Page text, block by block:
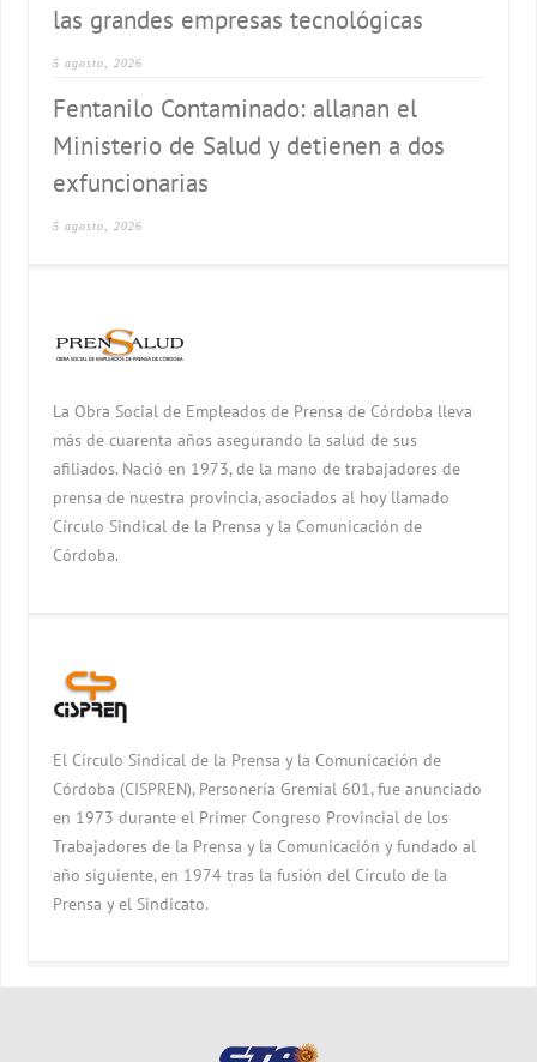
las grandes empresas tecnológicas
5 agosto, 2026
Fentanilo Contaminado: allanan el
Ministerio de Salud y detienen a dos
exfuncionarias
5 agosto, 2026
La Obra Social de Empleados de Prensa de Córdoba lleva
más de cuarenta años asegurando la salud de sus
afiliados. Nació en 1973, de la mano de trabajadores de
prensa de nuestra provincia, asociados al hoy llamado
Círculo Sindical de la Prensa y la Comunicación de
Córdoba.
El Círculo Sindical de la Prensa y la Comunicación de
Córdoba (CISPREN), Personería Gremial 601, fue anunciado
en 1973 durante el Primer Congreso Provincial de los
Trabajadores de la Prensa y la Comunicación y fundado al
año siguiente, en 1974 tras la fusión del Círculo de la
Prensa y el Sindicato.